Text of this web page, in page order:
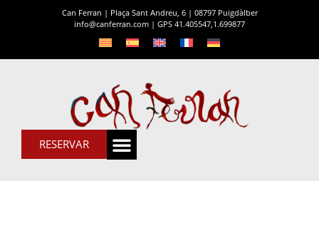
Can Ferran | Plaça Sant Andreu, 6 | 08797 Puigdàlber
info@canferran.com | GPS 41.405547,1.699877
RESERVAR